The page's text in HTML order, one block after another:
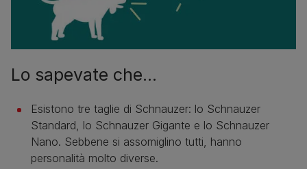
Lo sapevate che...
Esistono tre taglie di Schnauzer: lo Schnauzer
Standard, lo Schnauzer Gigante e lo Schnauzer
Nano. Sebbene si assomiglino tutti, hanno
personalità molto diverse.